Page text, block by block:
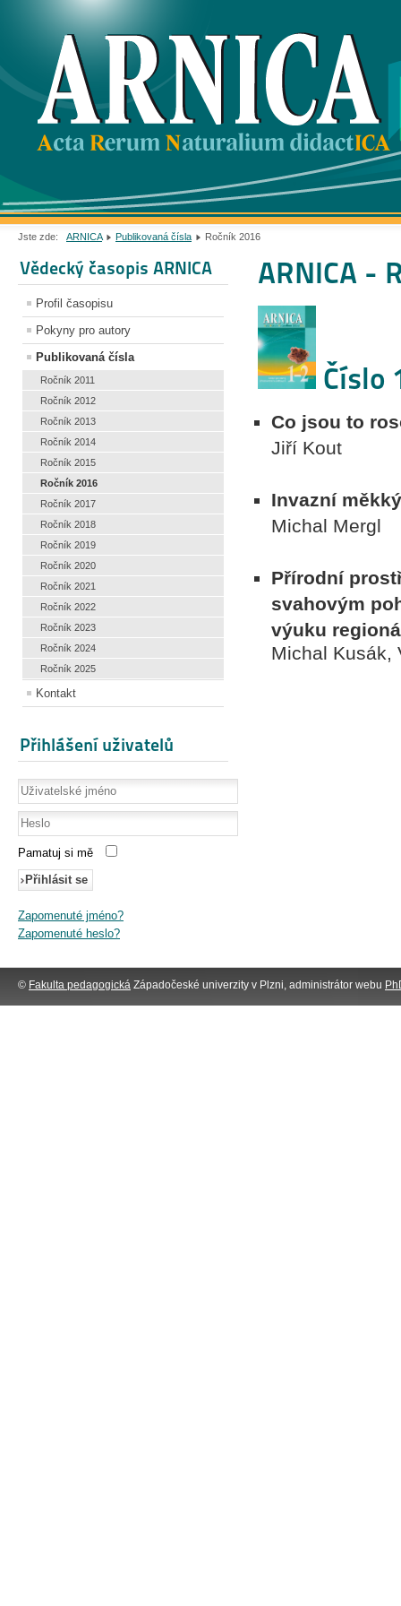
Jste zde: ARNICA Publikovaná čísla Ročník 2016
Vědecký časopis ARNICA
Profil časopisu
Pokyny pro autory
Publikovaná čísla
Ročník 2011
Ročník 2012
Ročník 2013
Ročník 2014
Ročník 2015
Ročník 2016
Ročník 2017
Ročník 2018
Ročník 2019
Ročník 2020
Ročník 2021
Ročník 2022
Ročník 2023
Ročník 2024
Ročník 2025
Kontakt
Přihlášení uživatelů
Pamatuj si mě
Přihlásit se
Zapomenuté jméno?
Zapomenuté heslo?
ARNICA -
Číslo
Co jsou to
Jiří Kout
Invazní
Michal Mergl
Přírodní
svahovým
výuku
Michal Kusák,
© Fakulta pedagogická Západočeské univerzity v Plzni, administrátor webu